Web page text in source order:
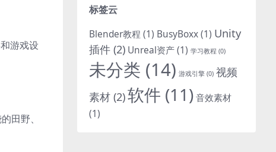
游戏设
田野、
标签云
Blender教程 (1) BusyBoxx(1) Unity
插件 (2) Unreal资产(1) 学习教程 (0)
未分类 (14) 游戏引擎 (0) 视频
素材 (2)软件 (11)音效素材
(1)